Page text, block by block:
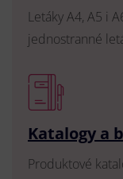
Letáky A4, A5 i
jednostranné
Katalogy a
Produktové